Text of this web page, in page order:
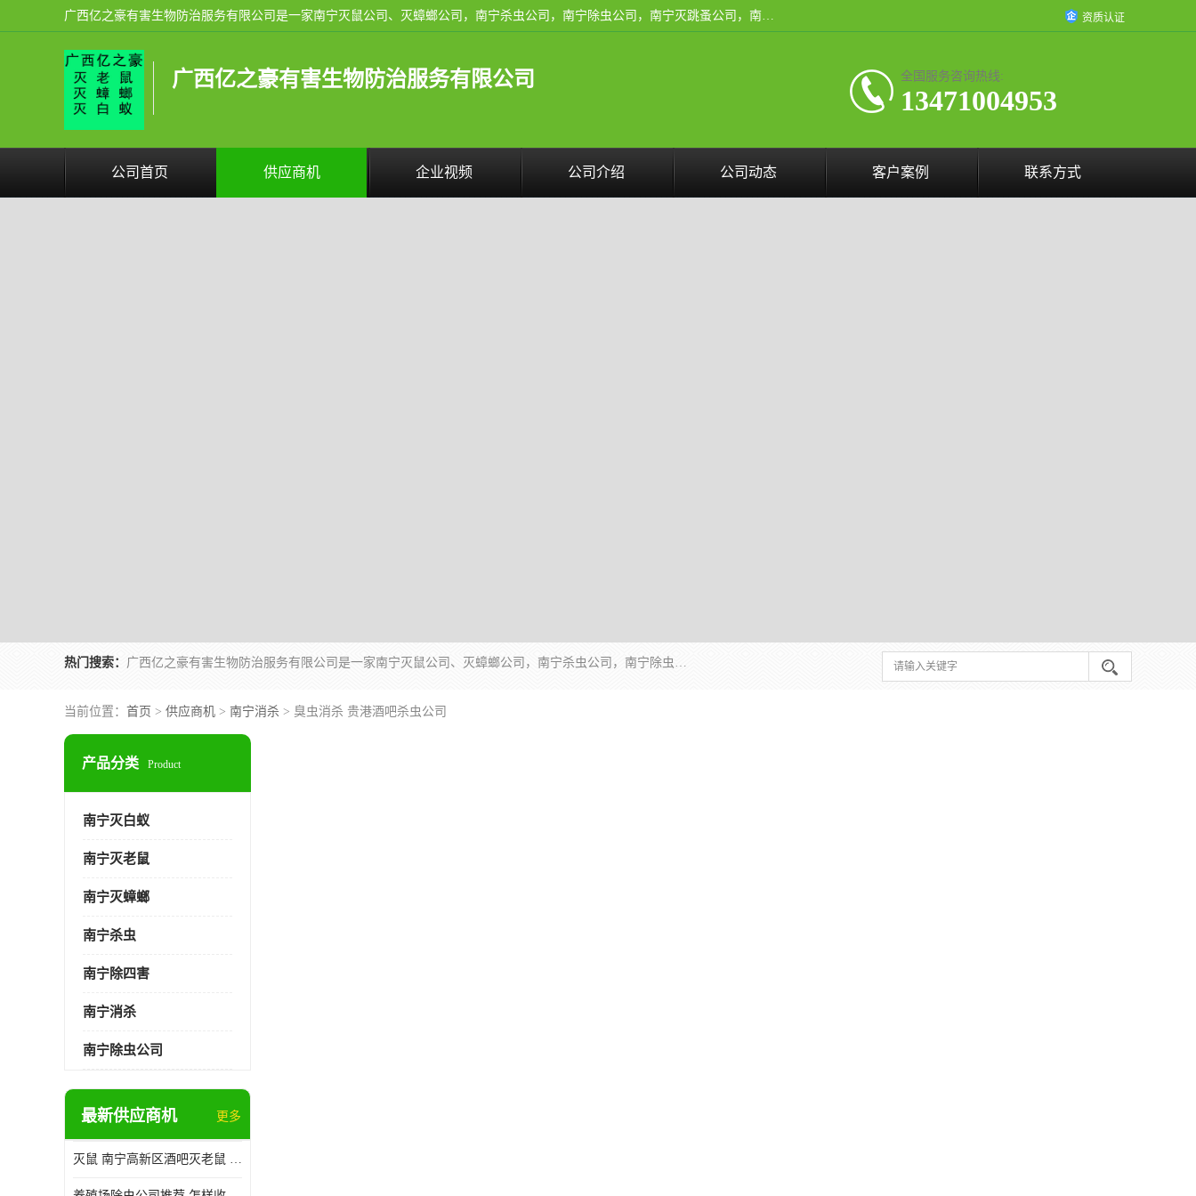
广西亿之豪有害生物防治服务有限公司是一家南宁灭鼠公司、灭蟑螂公司，南宁杀虫公司，南宁除虫公司，南宁灭跳蚤公司，南宁灭白蚁公司，南宁除四害公司,广西亿之豪有害生物防治服务有限公司专业灭蟑螂,除臭虫,其他害虫,服务上门,安全环保,售后保障,一次消杀，竭诚为您服务. 资质认证
广西亿之豪有害生物防治服务有限公司 全国服务咨询热线:
13471004953
公司首页 供应商机 企业视频 公司介绍 公司动态 客户案例 联系方式
热门搜索： 广西亿之豪有害生物防治服务有限公司是一家南宁灭鼠公司、灭蟑螂公司，南宁杀虫公司，南宁除虫公司，南宁灭跳蚤公司，南宁灭白蚁公司，南宁除四害公司,广西亿之豪有害生物防治服务有限公司专业灭蟑螂,除臭虫,其他害虫,服务上门,安全环保,售后保障,一次消杀，竭诚为您服务.
当前位置： 首页 > 供应商机 > 南宁消杀 > 臭虫消杀 贵港酒吧杀虫公司
产品分类 Product
南宁灭白蚁
南宁灭老鼠
南宁灭蟑螂
南宁杀虫
南宁除四害
南宁消杀
南宁除虫公司
最新供应商机 更多
灭鼠 南宁高新区酒吧灭老鼠 诚信经营